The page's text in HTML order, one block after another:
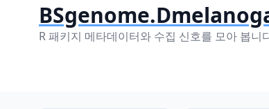
R 패키지 메타데이터와 수집 신호를 모아 봅니